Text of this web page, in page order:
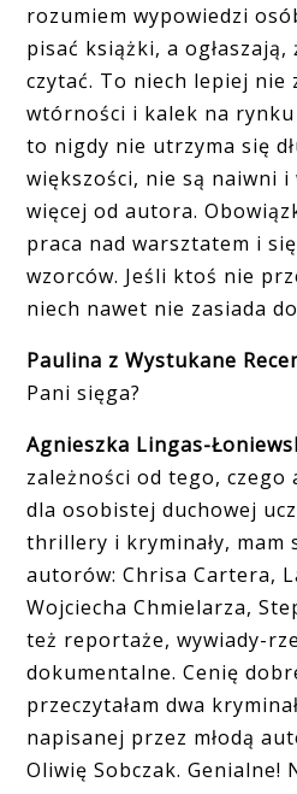
rozumiem wypowiedzi
pisać książki, a ogłaszają,
czytać. To niech lepiej nie
wtórności i kalek na
to nigdy nie utrzyma się
większości, nie są naiwni i
więcej od autora.
praca nad warsztatem i
wzorców. Jeśli ktoś nie
niech nawet nie zasiada
Paulina z Wystukane
Pani sięga?
Agnieszka Lingas-
zależności od tego,
dla osobistej duchowej
thrillery i kryminały, mam
autorów: Chrisa Cartera,
Wojciecha Chmielarza,
też reportaże, wywiady-
dokumentalne. Cenię
przeczytałam dwa
napisanej przez młodą
Oliwię Sobczak. Genialne!